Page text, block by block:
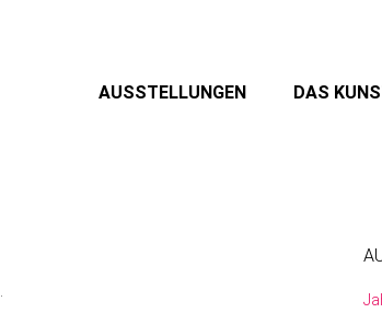
AUSSTELLUNGEN DAS